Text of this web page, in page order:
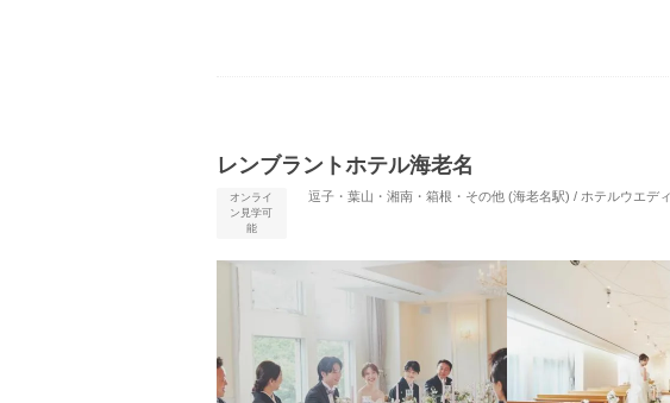
レンブラントホテル海老名
オンライ
ン見学可
能
逗子・葉山・湘南・箱根・その他 (海老名駅) / ホテルウエデ